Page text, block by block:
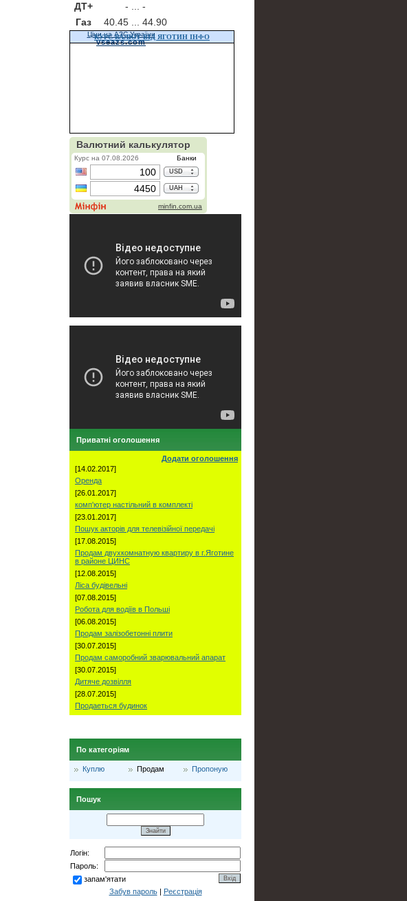
ДТ+
- ...
-
Газ
40.45 ... 44.90
Ціни на АЗС України
vseazs.com
КУРС ВАЛЮТ ВІД ЯГОТИН ІНФО
Приватні оголошення
Додати оголошення
[14.02.2017]
Оренда
[26.01.2017]
комп'ютер настільний в комплекті
[23.01.2017]
Пошук акторів для телевізійної передачі
[17.08.2015]
Продам двухкомнатную квартиру в г.Яготине
в районе ЦИНС
[12.08.2015]
Ліса будівельні
[07.08.2015]
Робота для водіїв в Польші
[06.08.2015]
Продам залізобетонні плити
[30.07.2015]
Продам саморобний зварювальний апарат
[30.07.2015]
Дитяче дозвілля
[28.07.2015]
Продаеться будинок
По категоріям
Куплю Продам Пропоную
Пошук
Логін:
Пароль:
запам'ятати
Забув пароль| Реєстрація